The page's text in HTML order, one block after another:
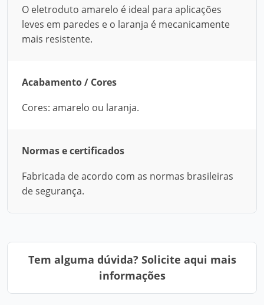
O eletroduto amarelo é ideal para aplicações
leves em paredes e o laranja é mecanicamente
mais resistente.
Acabamento / Cores
Cores: amarelo ou laranja.
Normas e certificados
Fabricada de acordo com as normas brasileiras
de segurança.
Tem alguma dúvida? Solicite aqui mais
informações